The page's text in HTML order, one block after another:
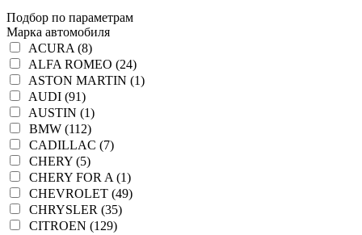
Подбор по параметрам
Марка автомобиля
ACURA (8)
ALFA ROMEO (24)
ASTON MARTIN (1)
AUDI (91)
AUSTIN (1)
BMW (112)
CADILLAC (7)
CHERY (5)
CHERY FOR A (1)
CHEVROLET (49)
CHRYSLER (35)
CITROEN (129)